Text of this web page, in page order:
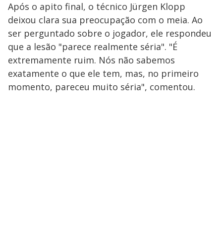
Após o apito final, o técnico Jürgen Klopp
deixou clara sua preocupação com o meia. Ao
ser perguntado sobre o jogador, ele respondeu
que a lesão "parece realmente séria". "É
extremamente ruim. Nós não sabemos
exatamente o que ele tem, mas, no primeiro
momento, pareceu muito séria", comentou.